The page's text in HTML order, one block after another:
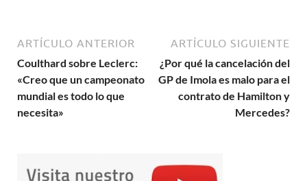
ARTÍCULO ANTERIOR
Coulthard sobre Leclerc:
«Creo que un campeonato
mundial es todo lo que
necesita»
ARTÍCULO SIGUIENTE
¿Por qué la cancelación del
GP de Imola es malo para el
contrato de Hamilton y
Mercedes?